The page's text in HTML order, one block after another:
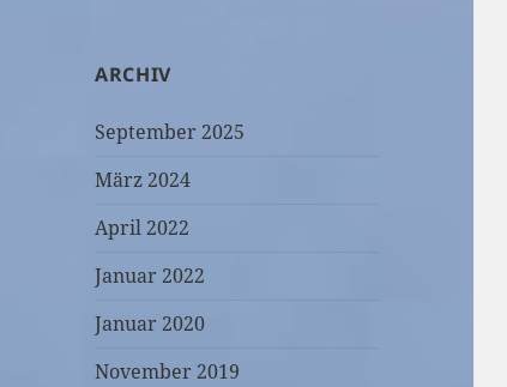
ARCHIV
September 2025
März 2024
April 2022
Januar 2022
Januar 2020
November 2019